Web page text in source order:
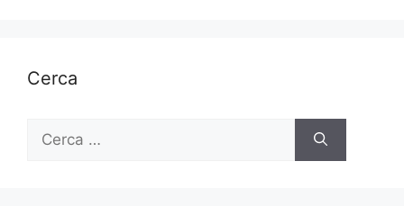
Cerca
per: